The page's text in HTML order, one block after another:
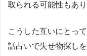
取られる可能性もあ
こうした互いにとっ
話占いで失せ物探し